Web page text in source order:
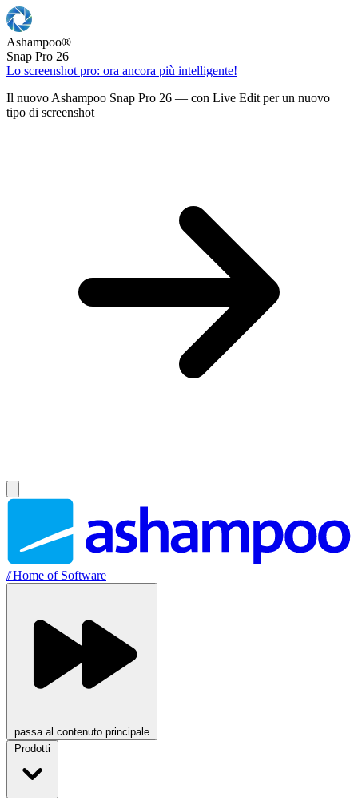
Ashampoo®
Snap Pro 26
Lo screenshot pro: ora ancora più intelligente!
Il nuovo Ashampoo Snap Pro 26 — con Live Edit per un nuovo
tipo di screenshot
//Home of Software
passa al contenuto principale
Prodotti